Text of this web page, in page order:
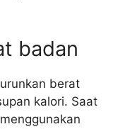
badan
berat
kalori. Saat